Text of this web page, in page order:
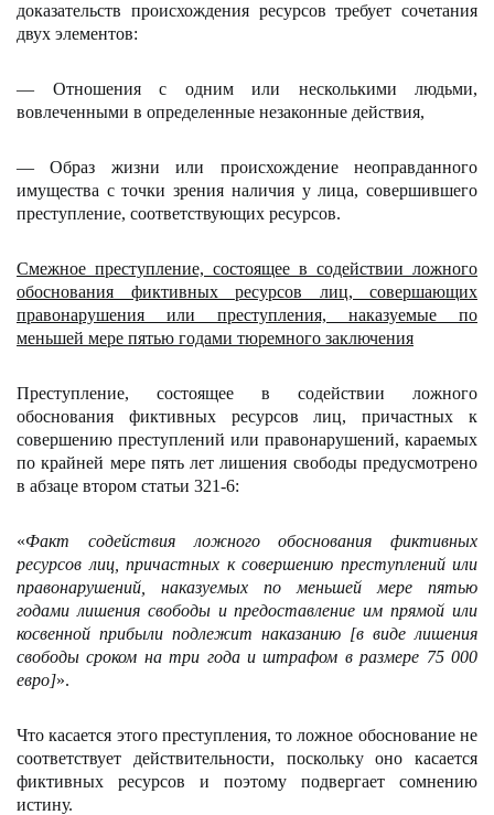
доказательств происхождения ресурсов требует сочетания
двух элементов:
— Отношения с одним или несколькими людьми,
вовлеченными в определенные незаконные действия,
— Образ жизни или происхождение неоправданного
имущества с точки зрения наличия у лица, совершившего
преступление, соответствующих ресурсов.
Смежное преступление, состоящее в содействии ложного
обоснования фиктивных ресурсов лиц, совершающих
правонарушения или преступления, наказуемые по
меньшей мере пятью годами тюремного заключения
Преступление, состоящее в содействии ложного
обоснования фиктивных ресурсов лиц, причастных к
совершению преступлений или правонарушений, караемых
по крайней мере пять лет лишения свободы предусмотрено
в абзаце втором статьи 321-6:
«Факт содействия ложного обоснования фиктивных
ресурсов лиц, причастных к совершению преступлений или
правонарушений, наказуемых по меньшей мере пятью
годами лишения свободы и предоставление им прямой или
косвенной прибыли подлежит наказанию [в виде лишения
свободы сроком на три года и штрафом в размере 75 000
евро]».
Что касается этого преступления, то ложное обоснование не
соответствует действительности, поскольку оно касается
фиктивных ресурсов и поэтому подвергает сомнению
истину.